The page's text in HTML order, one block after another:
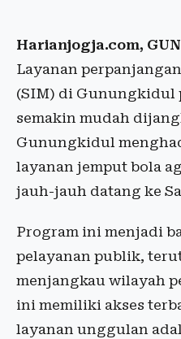
Harianjogja.com,
Layanan
(SIM) di Gunungkidul
semakin mudah
Gunungkidul
layanan jemput bola
jauh-jauh datang ke
Program ini menjadi
pelayanan publik,
menjangkau wilayah
ini memiliki akses
layanan unggulan